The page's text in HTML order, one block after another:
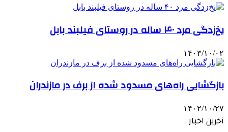
یخ‌زدگی مرد ۴۰ ساله در روستای فیلبند بابل
۱۴۰۳/۱۰/۰۲
بازگشایی راه‌های مسدود شده از برف در مازندران
۱۴۰۲/۱۰/۲۷
آخرین اخبار